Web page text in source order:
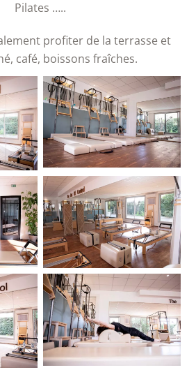
Pilates …..
profiter de la terrasse et
café, boissons fraîches.